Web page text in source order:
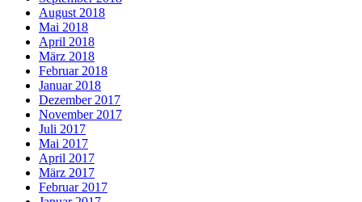
August 2018
Mai 2018
April 2018
März 2018
Februar 2018
Januar 2018
Dezember 2017
November 2017
Juli 2017
Mai 2017
April 2017
März 2017
Februar 2017